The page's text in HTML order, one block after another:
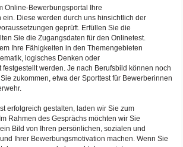
Online-Bewerbungsportal Ihre
ein. Diese werden durch uns hinsichtlich der
geprüft. Erfüllen Sie die
Sie die Zugangsdaten für den Onlinetest.
Ihre Fähigkeiten in den Themengebieten
logisches Denken oder
festgestellt werden. Je nach Berufsbild können noch
zukommen, etwa der Sporttest für Bewerberinnen
erfolgreich gestalten, laden wir Sie zum
Rahmen des Gesprächs möchten wir Sie
Bild von Ihren persönlichen, sozialen und
Ihrer Bewerbungsmotivation machen. Wenn Sie